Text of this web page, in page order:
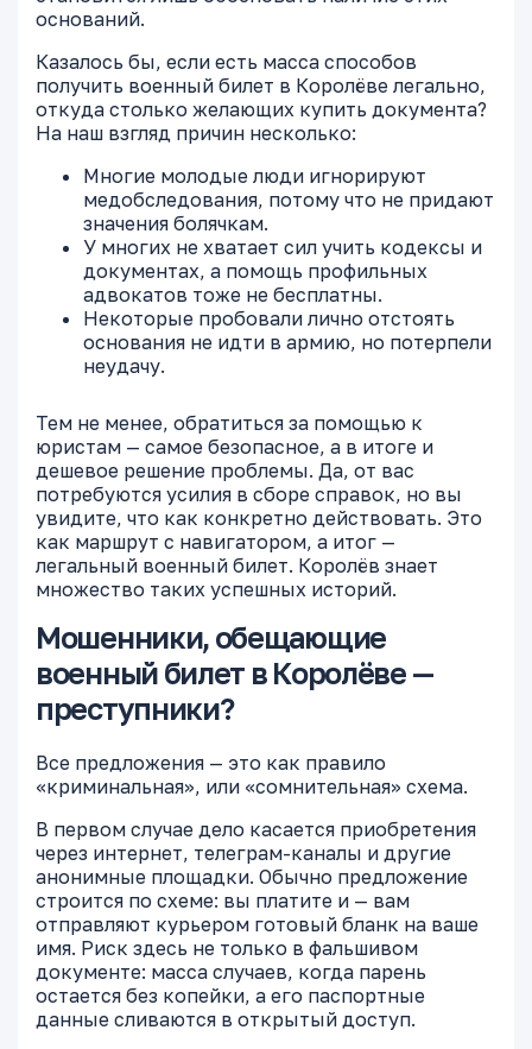
оснований.
Казалось бы, если есть масса способов
получить военный билет в Королёве легально,
откуда столько желающих купить документа?
На наш взгляд причин несколько:
Многие молодые люди игнорируют
медобследования, потому что не придают
значения болячкам.
У многих не хватает сил учить кодексы и
документах, а помощь профильных
адвокатов тоже не бесплатны.
Некоторые пробовали лично отстоять
основания не идти в армию, но потерпели
неудачу.
Тем не менее, обратиться за помощью к
юристам — самое безопасное, а в итоге и
дешевое решение проблемы. Да, от вас
потребуются усилия в сборе справок, но вы
увидите, что как конкретно действовать. Это
как маршрут с навигатором, а итог —
легальный военный билет. Королёв знает
множество таких успешных историй.
Мошенники, обещающие
военный билет в Королёве —
преступники?
Все предложения — это как правило
«криминальная», или «сомнительная» схема.
В первом случае дело касается приобретения
через интернет, телеграм-каналы и другие
анонимные площадки. Обычно предложение
строится по схеме: вы платите и — вам
отправляют курьером готовый бланк на ваше
имя. Риск здесь не только в фальшивом
документе: масса случаев, когда парень
остается без копейки, а его паспортные
данные сливаются в открытый доступ.